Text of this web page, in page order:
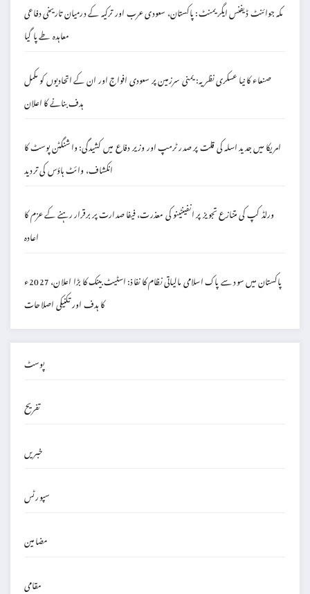
مکہ جوائنٹ ڈیفنس ایگریمنٹ: پاکستان، سعودی عرب اور ترکیہ کے درمیان تاریخی دفاعی
معاہدہ طے پا گیا
صنعاء کا نیا عسکری نظریہ: یمنی سرزمین پر سعودی افواج اور ان کے اتحادیوں کو مکمل
ہدف بنانے کا اعلان
امریکا میں جدید اسلہ کی قلت پر صدر ٹرمپ اور وزیر دفاع میں کشیدگی: واشنگٹن پوسٹ کا
انکشاف، وائٹ ہاؤس کی تردید
ورلڈ کپ کی متنازع تجویز پر انفینٹینو کی معذرت، فیفا صدارت پر برقرار رہنے کے عزم کا
اعادہ
پاکستان میں سود سے پاک اسلامی مالیاتی نظام کا نفاذ: اسٹیٹ بینک کا بڑا اعلان، 2027ء
کا ہدف اور تکنیکی اصلاحات
پوسٹ
تفریح
خبریں
سپورٹس
مضامین
مقامی